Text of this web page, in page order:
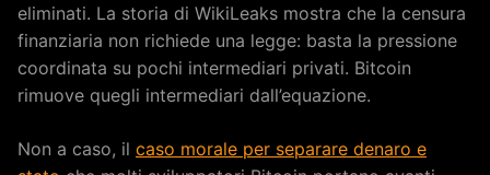
eliminati. La storia di WikiLeaks mostra che la censura
finanziaria non richiede una legge: basta la pressione
coordinata su pochi intermediari privati. Bitcoin
rimuove quegli intermediari dall’equazione.
Non a caso, il caso morale per separare denaro e